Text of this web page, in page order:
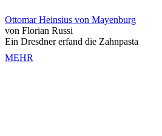
Ottomar Heinsius von Mayenburg
von Florian Russi
Ein Dresdner erfand die Zahnpasta
MEHR